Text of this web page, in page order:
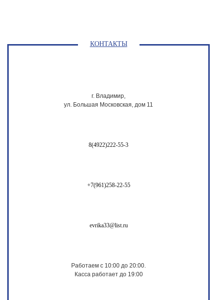
КОНТАКТЫ
г. Владимир,
ул. Большая Московская, дом 11
8(4922)222-55-3
+7(961)258-22-55
evrika33@list.ru
Работаем с 10:00 до 20:00.
Касса работает до 19:00